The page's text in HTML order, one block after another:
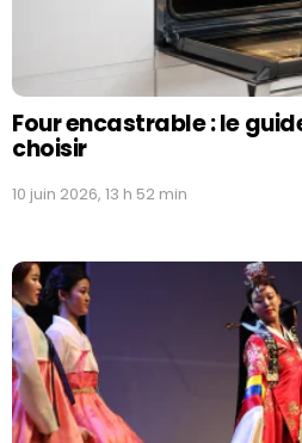
Four encastrable : le
choisir
10 juin 2026, 13 h 52 min